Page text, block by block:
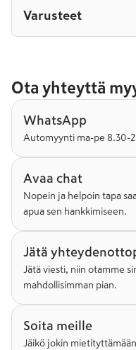
Varusteet
Ota yhteyttä
WhatsApp
Automyynti ma-pe 8.30-
Avaa chat
Nopein ja helpoin tapa
apua sen hankkimiseen.
Jätä
Jätä viesti, niin otamme
mahdollisimman pian.
Soita meille
Jäikö jokin